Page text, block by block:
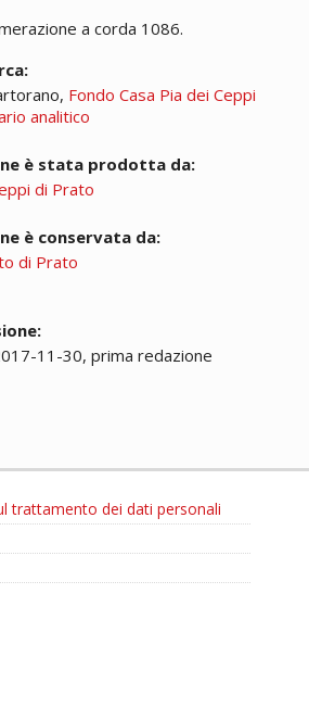
a corda 1086.
Fondo Casa Pia dei Ceppi
analitico
è stata prodotta da:
di Prato
è conservata da:
di Prato
11-30, prima redazione
trattamento dei dati personali